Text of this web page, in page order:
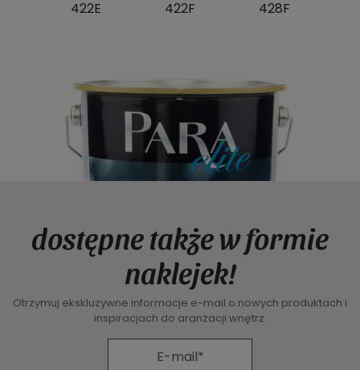
422E
422F
428F
dostępne także w formie
naklejek!
Otrzymuj ekskluzywne informacje e-mail o nowych produktach i
inspiracjach do aranżacji wnętrz.